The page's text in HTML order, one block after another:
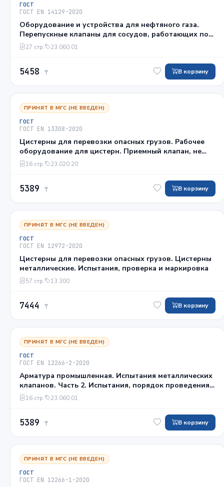
ГОСТ
ГОСТ EN 14129-2020
Оборудование и устройства для нефтяного газа.
Перепускные клапаны для сосудов, работающих под
давлением, для сжиженного нефтяного газа
27 стр. 23.060.01
5458 ₸ В корзину
ПРИНЯТ В МГС (НЕ ВВЕДЕН)
ГОСТ
ГОСТ EN 13308-2020
Цистерны для перевозки опасных грузов. Рабочее
оборудование для цистерн. Приемный клапан, не
сбалансированный по давлению
16 стр. 23.020.20
5389 ₸ В корзину
ПРИНЯТ В МГС (НЕ ВВЕДЕН)
ГОСТ
ГОСТ EN 12972-2020
Цистерны для перевозки опасных грузов. Цистерны
металлические. Испытания, проверка и маркировка
57 стр. 13.300
7444 ₸ В корзину
ПРИНЯТ В МГС (НЕ ВВЕДЕН)
ГОСТ
ГОСТ EN 12266-2-2020
Арматура промышленная. Испытания металлических
клапанов. Часть 2. Испытания, порядок проведения
испытаний и критерии оценки. Дополнительные
требования
16 стр. 23.060.01
5389 ₸ В корзину
ПРИНЯТ В МГС (НЕ ВВЕДЕН)
ГОСТ
ГОСТ EN 12266-1-2020